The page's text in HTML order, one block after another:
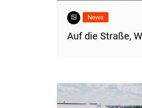
News
​Auf die Straße,